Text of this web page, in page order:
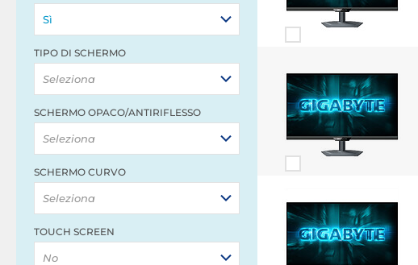
Sì
TIPO DI SCHERMO
Seleziona
SCHERMO OPACO/ANTIRIFLESSO
Seleziona
SCHERMO CURVO
Seleziona
TOUCH SCREEN
No